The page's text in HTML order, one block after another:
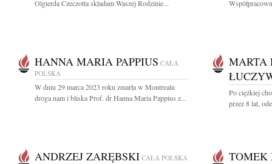
Olgierda Czeczotta składam Waszej Rodzinie...
HANNA MARIA PAPPIUS CAŁA
POLSKA
W dniu 29 marca 2023 roku zmarła w Montrealu
droga nam i bliska Prof. dr Hanna Maria Pappius z...
MARTA
Po ciężkiej
przez 8 lat,
ANDRZEJ ZARĘBSKI CAŁA POLSKA TOMEK